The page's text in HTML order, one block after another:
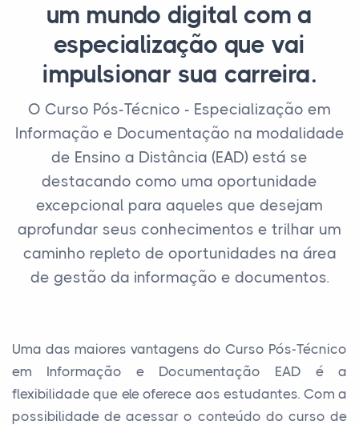
um mundo digital com a
especialização que vai
impulsionar sua carreira.
O Curso Pós-Técnico - Especialização em
Informação e Documentação na modalidade
de Ensino a Distância (EAD) está se
destacando como uma oportunidade
excepcional para aqueles que desejam
aprofundar seus conhecimentos e trilhar um
caminho repleto de oportunidades na área
de gestão da informação e documentos.
Uma das maiores vantagens do Curso Pós-Técnico
em Informação e Documentação EAD é a
flexibilidade que ele oferece aos estudantes. Com a
possibilidade de acessar o conteúdo do curso de